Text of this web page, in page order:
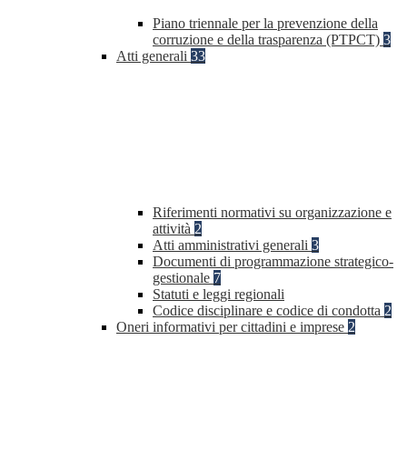
Piano triennale per la prevenzione della
corruzione e della trasparenza (PTPCT) 3
Atti generali 33
Riferimenti normativi su organizzazione e
attività 2
Atti amministrativi generali 3
Documenti di programmazione strategico-
gestionale 7
Statuti e leggi regionali
Codice disciplinare e codice di condotta 2
Oneri informativi per cittadini e imprese 2